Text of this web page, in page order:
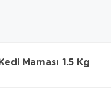
Maması 1.5 Kg